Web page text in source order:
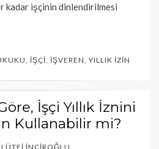
kadar işçinin dinlendirilmesi
, İŞÇI, İŞVEREN, YILLIK İZIN
İşçi Yıllık İznini
Kullanabilir mi?
LÜTFI İNCIROĞLU